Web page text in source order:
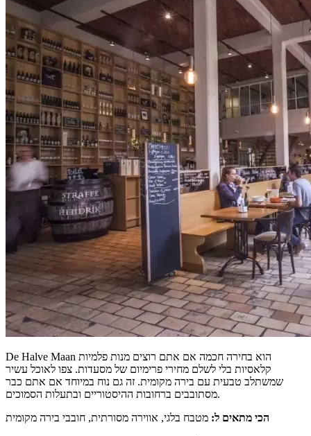
De Halve Maan הוא בחירה חכמה אם אתם רוצים מנות פלמיות
קלאסיות בלי לשלם מחירי פרימיום של מסעדות. צפו לאוכל עשיר
שמשתלב טבעית עם בירה מקומית. זה גם נוח במיוחד אם אתם כבר
מסתובבים ברחובות ההיסטוריים ובתעלות הסמוכים.
הכי מתאים ל: מטבח בלגי, אווירה מסורתית, חובבי בירה מקומית